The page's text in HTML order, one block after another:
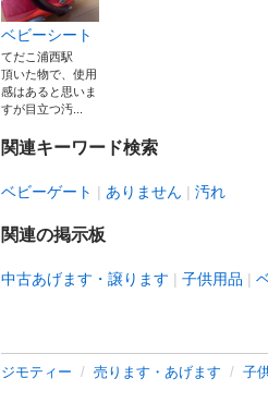
ベビーシート
てだこ浦西駅
頂いた物で、使用
感はあると思いま
すが目立つ汚...
関連キーワード検索
ベビーゲート ありません 汚れ
関連の掲示板
中古あげます・譲ります 子供用品
ジモティー 売ります・あげます 子